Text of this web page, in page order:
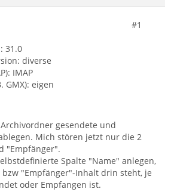
#1
31.0
diverse
IMAP
GMX): eigen
gesendete und
Mich stören jetzt nur die 2
"Empfänger".
Spalte "Name" anlegen,
"Empfänger"-Inhalt drin steht, je
oder Empfangen ist.